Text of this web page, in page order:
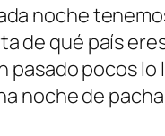
noche
de qué país
pasado pocos
noche de